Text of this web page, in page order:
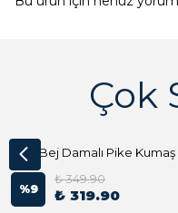
Çok
Açık Bej Damalı Pike Kumaş
%9
₺ 349.90
₺ 319.90